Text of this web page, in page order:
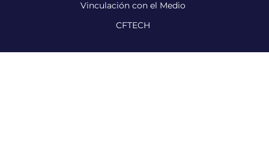
Vinculación con el Medio
CFTECH